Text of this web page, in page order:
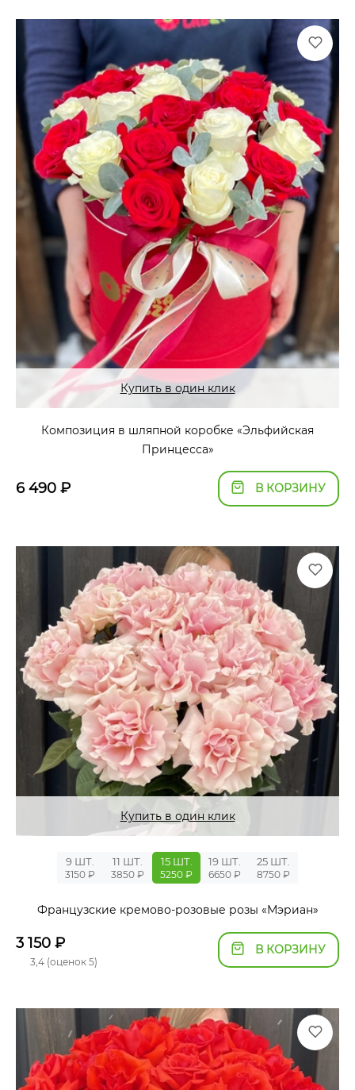
Купить в один клик
Композиция в шляпной коробке «Эльфийская
Принцесса»
6 490 ₽ В КОРЗИНУ
Купить в один клик
9 ШТ.
3150 ₽
11 ШТ.
3850 ₽
15 ШТ.
5250 ₽
19 ШТ.
6650 ₽
25 ШТ.
8750 ₽
Французские кремово-розовые розы «Мэриан»
3 150 ₽
3,4 (оценок 5)
В КОРЗИНУ